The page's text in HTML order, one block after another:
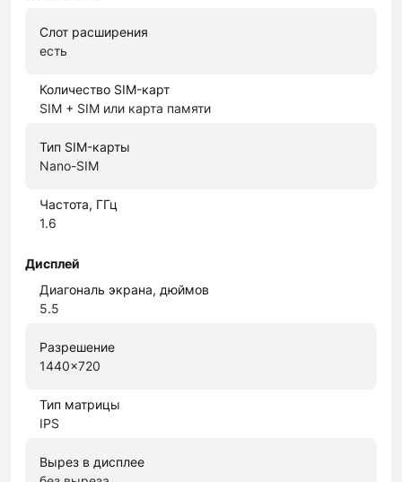
Слот расширения
есть
Количество SIM-карт
SIM + SIM или карта памяти
Тип SIM-карты
Nano-SIM
Частота, ГГц
1.6
Дисплей
Диагональ экрана, дюймов
5.5
Разрешение
1440x720
Тип матрицы
IPS
Вырез в дисплее